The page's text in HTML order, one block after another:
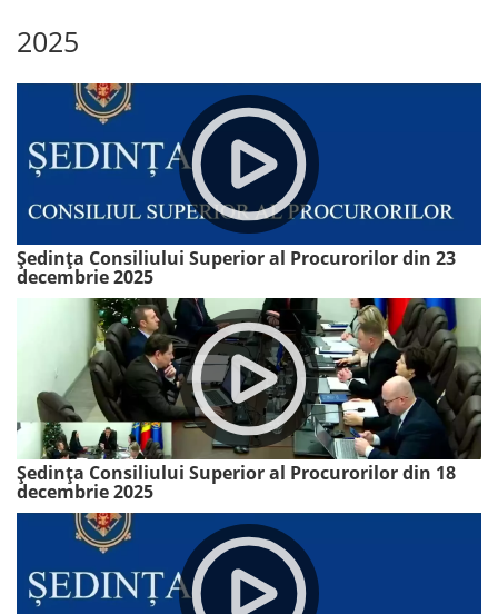
2025
Ședința Consiliului Superior al Procurorilor din 23
decembrie 2025
Ședința Consiliului Superior al Procurorilor din 18
decembrie 2025